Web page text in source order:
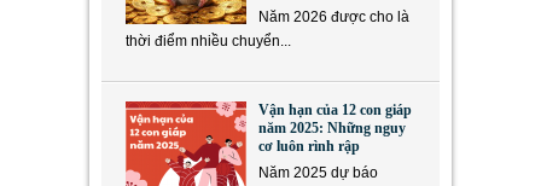
Năm 2026 được cho là
thời điểm nhiều chuyển...
Vận hạn của 12 con giáp
năm 2025: Những nguy
cơ luôn rình rập
Năm 2025 dự báo